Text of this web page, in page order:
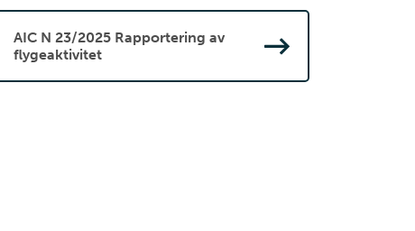
AIC N 23/2025 Rapportering av
flygeaktivitet